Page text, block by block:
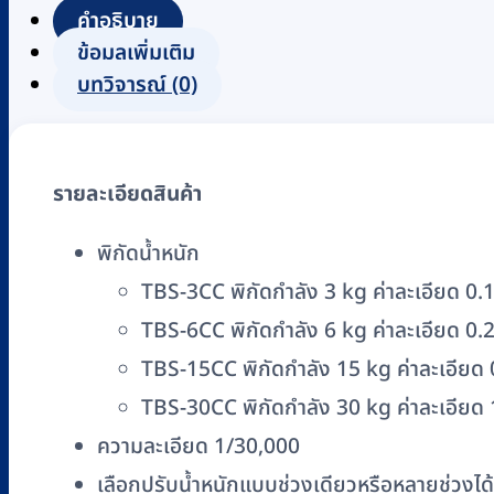
นับ
จำนวน
แบบ
BOSS
TBS-
CC
(พิกัด
30
คำอธิบาย
ข้อมูลเพิ่มเติม
บทวิจารณ์ (0)
รายละเอียดสินค้า
พิกัดน้ำหนัก
TBS-3CC พิกัดกำลัง 3 kg ค่าละเอียด
TBS-6CC พิกัดกำลัง 6 kg ค่าละเอียด
TBS-15CC พิกัดกำลัง 15 kg ค่าละเอียด
TBS-30CC พิกัดกำลัง 30 kg ค่าละเอียด
ความละเอียด 1/30,000
เลือกปรับน้ำหนักแบบช่วงเดียวหรือหลายช่วงได้